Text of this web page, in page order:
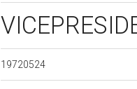
19720524